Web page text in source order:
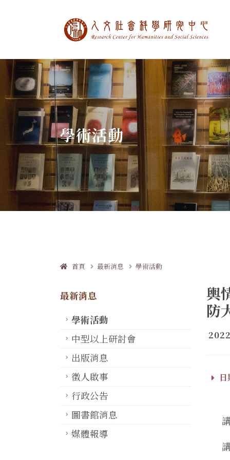
中央研究院人文
學術活動
首頁 最新消息 學術活動
最新消息
學術活動
中型以上研討會
出版消息
徵人啟事
行政公告
圖書館消息
媒體報導
輿
防